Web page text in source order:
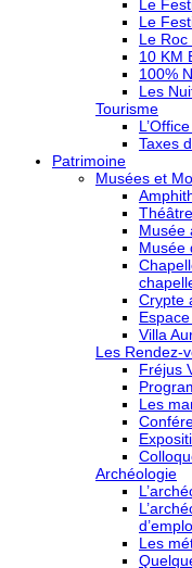
Le
Le
Le Roc
10 KM
100%
Les
Tourisme
Taxes
Patrimoine
Musées et
Musée
Musée
Crypte
Villa
Les Rendez-
Fréjus
Les
Archéologie
Les